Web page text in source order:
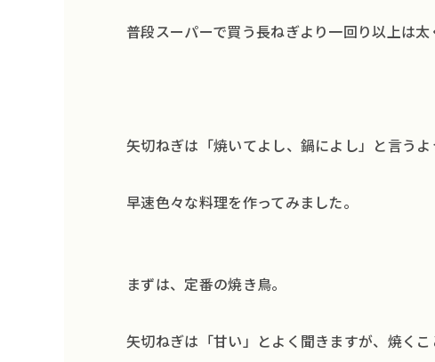
普段スーパーで買う長ねぎより一回り以上は
矢切ねぎは「焼いてよし、鍋によし」と言うよ
早速色々な料理を作ってみました。
まずは、定番の焼き鳥。
矢切ねぎは「甘い」とよく聞きますが、焼く